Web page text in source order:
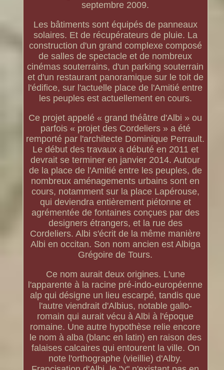
septembre 2009.
Les bâtiments sont équipés de panneaux
solaires. Et de récupérateurs de pluie. La
construction d'un grand complexe composé
de salles de spectacle et de nombreux
cinémas souterrains, d'un parking souterrain
et d'un restaurant panoramique sur le toit de
l'édifice, sur l'actuelle place de l'Amitié entre
les peuples est actuellement en cours.
Ce projet appelé « grand théâtre d'Albi » ou
parfois « projet des Cordeliers » a été
remporté par l'architecte Dominique Perrault.
Le début des travaux a débuté en 2011 et
devrait se terminer en janvier 2014. Autour
de la place de l'Amitié entre les peuples, de
nombreux aménagements urbains sont en
cours, notamment sur la place Lapérouse,
qui deviendra entièrement piétonne et
agrémentée de fontaines conçues par des
designers étrangers, et la rue des
Cordeliers. Albi s'écrit de la même manière
Albi en occitan. Son nom ancien est Albiga
Grégoire de Tours.
Ce nom aurait deux origines. L'une
l'apparente à la racine pré-indo-européenne
alp qui désigne un lieu escarpé, tandis que
l'autre viendrait d'Albius, notable gallo-
romain qui aurait vécu à Albi à l'époque
romaine. Une autre hypothèse relie encore
le nom à alba (blanc en latin) en raison des
falaises calcaires qui entourent la ville. On
note l'orthographe (vieillie) d'Alby.